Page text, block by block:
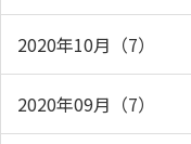
2020年10月（7）
2020年09月（7）